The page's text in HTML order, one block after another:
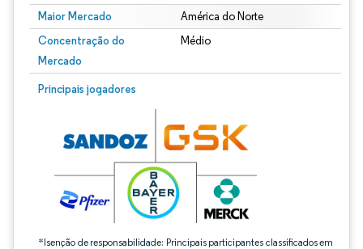
Maior Mercado América do Norte
Concentração do
Mercado
Médio
Principais jogadores
*Isenção de responsabilidade: Principais participantes classificados em
Imagem © Mordor Intelligence. O reuso requer atribuição conforme CC BY 4.0.